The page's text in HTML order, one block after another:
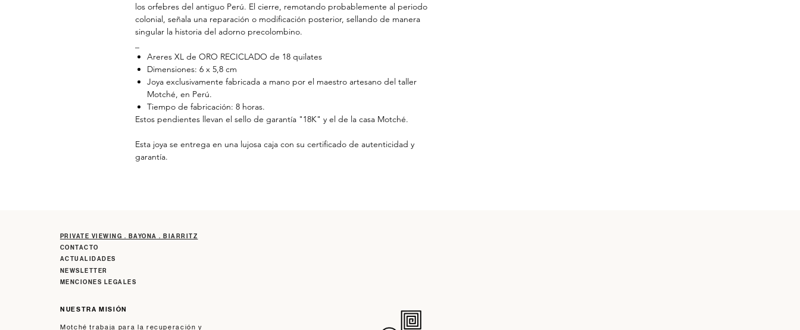
los orfebres del antiguo Perú. El cierre, remotando probablemente al periodo
colonial, señala una reparación o modificación posterior, sellando de manera
singular la historia del adorno precolombino.
Areres XL de ORO RECICLADO de 18 quilates
Dimensiones: 6 x 5,8 cm
Joya exclusivamente fabricada a mano por el maestro artesano del taller
Motché, en Perú.
Tiempo de fabricación: 8 horas.
Estos pendientes llevan el sello de garantía "18K" y el de la casa Motché.
Esta joya se entrega en una lujosa caja con su certificado de autenticidad y
garantía.
PRIVATE VIEWING . BAYONA . BIARRITZ
CONTACTO
ACTUALIDADES
NEWSLETTER
MENCIONES LEGALES
NUESTRA MISIÓN
Motché trabaja para la recuperación y